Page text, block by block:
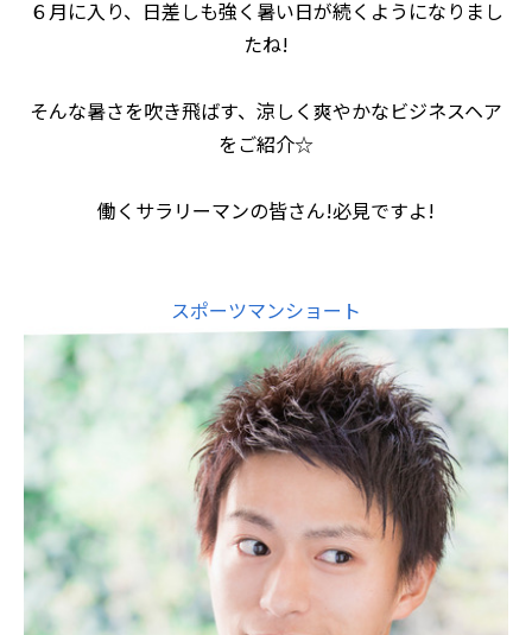
６月に入り、日差しも強く暑い日が続くようになりまし
たね!
そんな暑さを吹き飛ばす、涼しく爽やかなビジネスヘア
をご紹介☆
働くサラリーマンの皆さん!必見ですよ!
スポーツマンショート